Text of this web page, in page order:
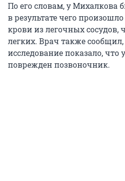
По его словам, у Михалкова
в результате чего
крови из легочных сосудов,
легких. Врач также
исследование показало,
поврежден позвоночник.